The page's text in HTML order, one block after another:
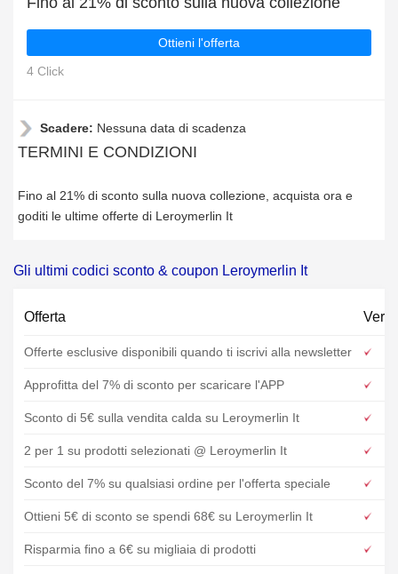
Ottieni l'offerta
4 Click
Scadere: Nessuna data di scadenza
TERMINI E CONDIZIONI
Fino al 21% di sconto sulla nuova collezione, acquista ora e
goditi le ultime offerte di Leroymerlin It
Gli ultimi codici sconto & coupon Leroymerlin It
Offerta
Offerte esclusive disponibili quando ti iscrivi alla newsletter
Approfitta del 7% di sconto per scaricare l'APP
Sconto di 5€ sulla vendita calda su Leroymerlin It
2 per 1 su prodotti selezionati @ Leroymerlin It
Sconto del 7% su qualsiasi ordine per l'offerta speciale
Ottieni 5€ di sconto se spendi 68€ su Leroymerlin It
Risparmia fino a 6€ su migliaia di prodotti